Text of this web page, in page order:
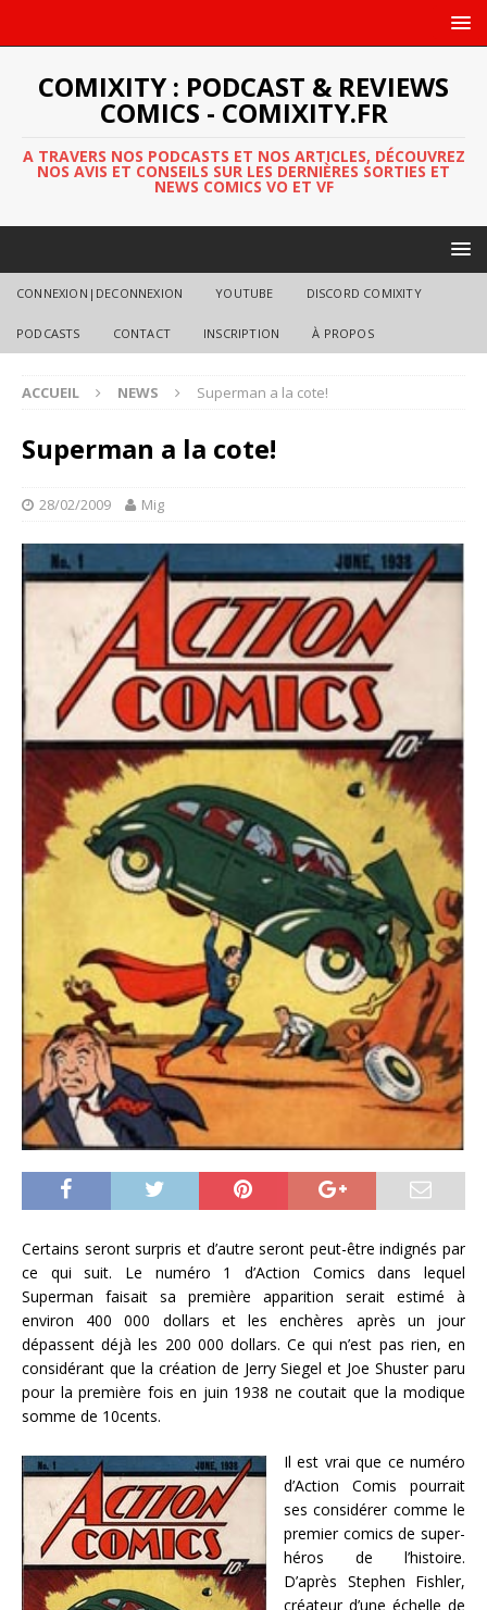
COMIXITY : PODCAST & REVIEWS
COMICS - COMIXITY.FR
A TRAVERS NOS PODCASTS ET NOS ARTICLES, DÉCOUVREZ
NOS AVIS ET CONSEILS SUR LES DERNIÈRES SORTIES ET
NEWS COMICS VO ET VF
CONNEXION|DECONNEXION YOUTUBE DISCORD COMIXITY
PODCASTS CONTACT INSCRIPTION À PROPOS
ACCUEIL NEWS Superman a la cote!
Superman a la cote!
28/02/2009 Mig
Certains seront surpris et d’autre seront peut-être indignés par
ce qui suit. Le numéro 1 d’Action Comics dans lequel
Superman faisait sa première apparition serait estimé à
environ 400 000 dollars et les enchères après un jour
dépassent déjà les 200 000 dollars. Ce qui n’est pas rien, en
considérant que la création de Jerry Siegel et Joe Shuster paru
pour la première fois en juin 1938 ne coutait que la modique
somme de 10cents.
Il est vrai que ce numéro
d’Action Comis pourrait
ses considérer comme le
premier comics de super-
héros de l’histoire.
D’après Stephen Fishler,
créateur d’une échelle de